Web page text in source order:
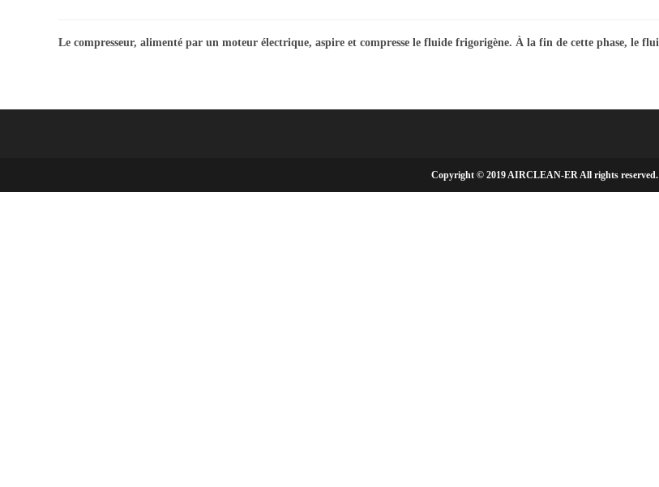
Le compresseur, alimenté par un moteur électrique, aspire et compresse le fluide frigorigène. À la fin de cette phase, le
Copyright © 2019 AIRCLEAN-ER All rights reserved.